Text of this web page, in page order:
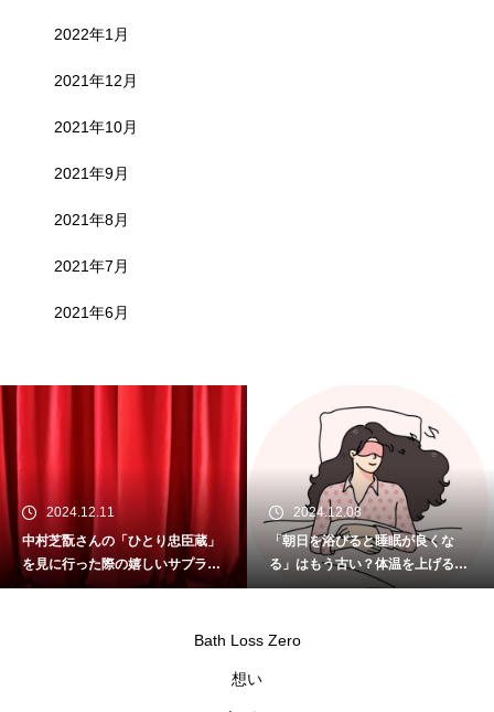
2022年1月
2021年12月
2021年10月
2021年9月
2021年8月
2021年7月
2021年6月
2024.12.11
中村芝翫さんの「ひとり忠臣蔵」
を見に行った際の嬉しいサプライ
ズ
2024.12.08
「朝日を浴びると睡眠が良くな
る」はもう古い？体温を上げるこ
とが重要
Bath Loss Zero
想い